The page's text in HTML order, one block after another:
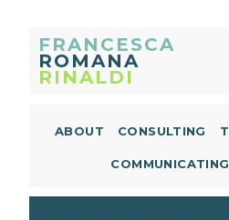
FRANCESCA
ROMANA
RINALDI
ABOUT CONSULTING
COMMUNICATING